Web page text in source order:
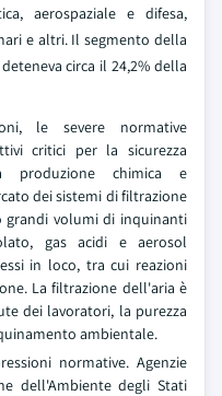
aerospaziale e difesa,
e altri. Il segmento della
circa il 24,2% della
le severe normative
critici per la sicurezza
produzione chimica e
dei sistemi di filtrazione
grandi volumi di inquinanti
gas acidi e aerosol
in loco, tra cui reazioni
La filtrazione dell'aria è
dei lavoratori, la purezza
ambientale.
normative. Agenzie
dell'Ambiente degli Stati